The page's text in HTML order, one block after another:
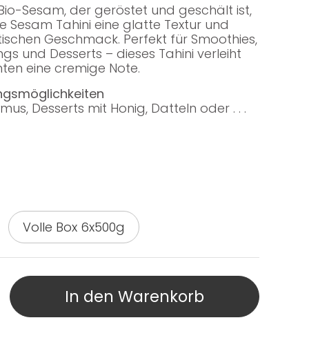
Sesam, der geröstet und geschält ist,
Sesam Tahini eine glatte Textur und
Geschmack. Perfekt für Smoothies,
und Desserts – dieses Tahini verleiht
eine cremige Note.
Desserts mit Honig, Datteln oder . . .
Volle Box 6x500g
In den Warenkorb